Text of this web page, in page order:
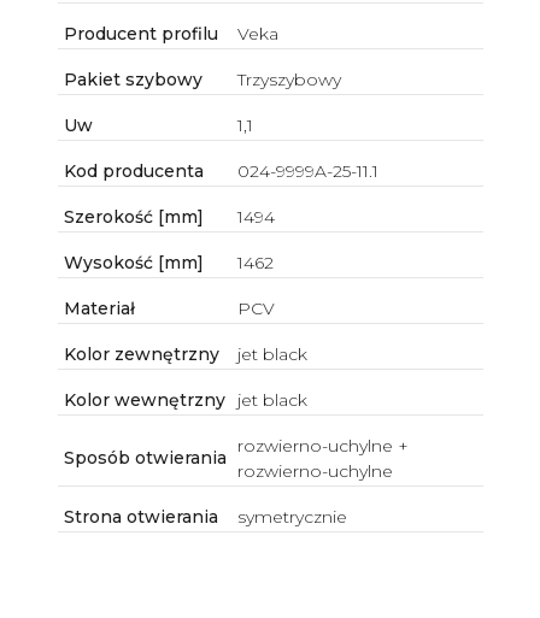
Producent profilu Veka
Pakiet szybowy Trzyszybowy
Uw 1,1
Kod producenta 024-9999A-25-11.1
Szerokość [mm] 1494
Wysokość [mm] 1462
Materiał PCV
Kolor zewnętrzny jet black
Kolor wewnętrzny jet black
Sposób otwierania
rozwierno-uchylne +
rozwierno-uchylne
Strona otwierania symetrycznie